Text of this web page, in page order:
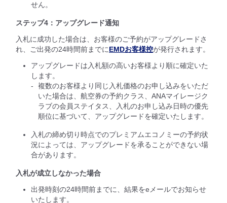
せん。
ステップ4：アップグレード通知
入札に成功した場合は、お客様のご予約がアップグレードさ
れ、ご出発の24時間前までにEMDお客様控が発行されます。
アップグレードは入札額の高いお客様より順に確定いた
します。
複数のお客様より同じ入札価格のお申し込みをいただ
いた場合は、航空券の予約クラス、ANAマイレージク
ラブの会員ステイタス、入札のお申し込み日時の優先
順位に基づいて、アップグレードを確定いたします。
入札の締め切り時点でのプレミアムエコノミーの予約状
況によっては、アップグレードを承ることができない場
合があります。
入札が成立しなかった場合
出発時刻の24時間前までに、結果をeメールでお知らせ
いたします。